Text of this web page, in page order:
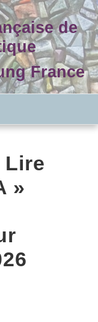
de
France
Lire
»